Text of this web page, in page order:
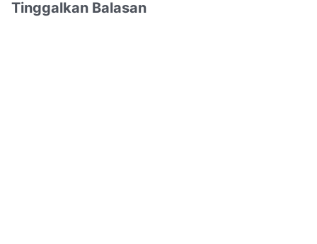
Tinggalkan Balasan